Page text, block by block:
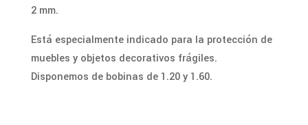
2 mm.
Está especialmente indicado para la protección de
muebles y objetos decorativos frágiles.
Disponemos de bobinas de 1.20 y 1.60.